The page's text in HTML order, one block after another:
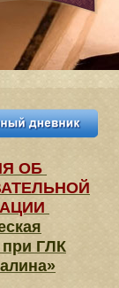
ОБ
при ГЛК